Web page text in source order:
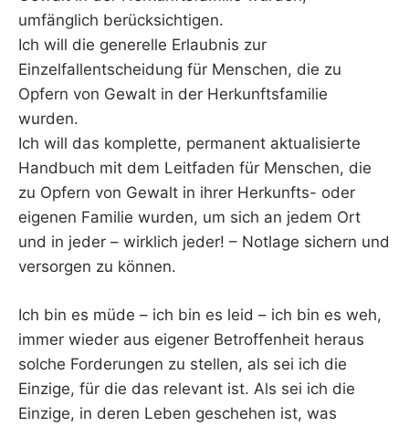
umfänglich berücksichtigen.
Ich will die generelle Erlaubnis zur
Einzelfallentscheidung für Menschen, die zu
Opfern von Gewalt in der Herkunftsfamilie
wurden.
Ich will das komplette, permanent aktualisierte
Handbuch mit dem Leitfaden für Menschen, die
zu Opfern von Gewalt in ihrer Herkunfts- oder
eigenen Familie wurden, um sich an jedem Ort
und in jeder – wirklich jeder! – Notlage sichern und
versorgen zu können.
Ich bin es müde – ich bin es leid – ich bin es weh,
immer wieder aus eigener Betroffenheit heraus
solche Forderungen zu stellen, als sei ich die
Einzige, für die das relevant ist. Als sei ich die
Einzige, in deren Leben geschehen ist, was